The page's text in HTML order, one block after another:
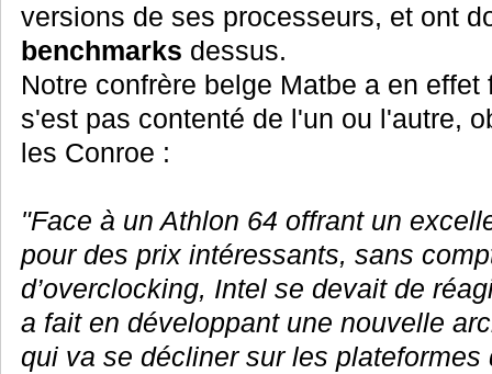
versions de ses processeurs, et ont
benchmarks dessus.
Notre confrère belge Matbe a en
s'est pas contenté de l'un ou l'autre,
les Conroe :
"Face à un Athlon 64 offrant un
pour des prix intéressants, sans
d’overclocking, Intel se devait de
a fait en développant une nouvelle
qui va se décliner sur les